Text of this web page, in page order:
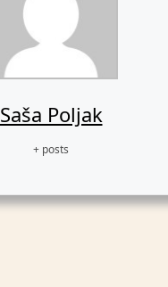
Saša Poljak
+ posts